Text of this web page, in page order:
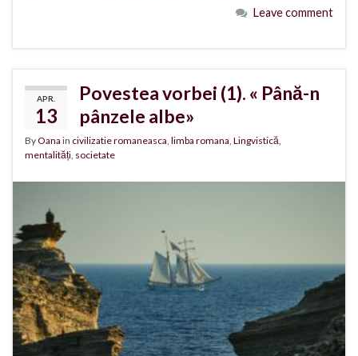
Leave comment
APR.
13
Povestea vorbei (1). « Până-n
pânzele albe»
ByOana in civilizatie romaneasca, limba romana, Lingvistică,
mentalități, societate